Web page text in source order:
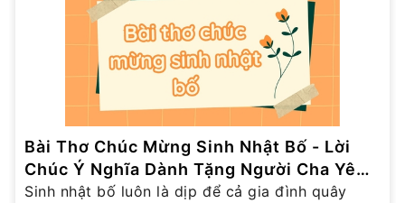
Bài Thơ Chúc Mừng Sinh Nhật Bố - Lời
Chúc Ý Nghĩa Dành Tặng Người Cha Yêu
Thương
Sinh nhật bố luôn là dịp để cả gia đình quây